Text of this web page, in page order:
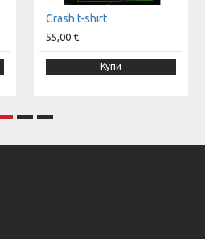
Crash t-shirt
55,00 €
Купи